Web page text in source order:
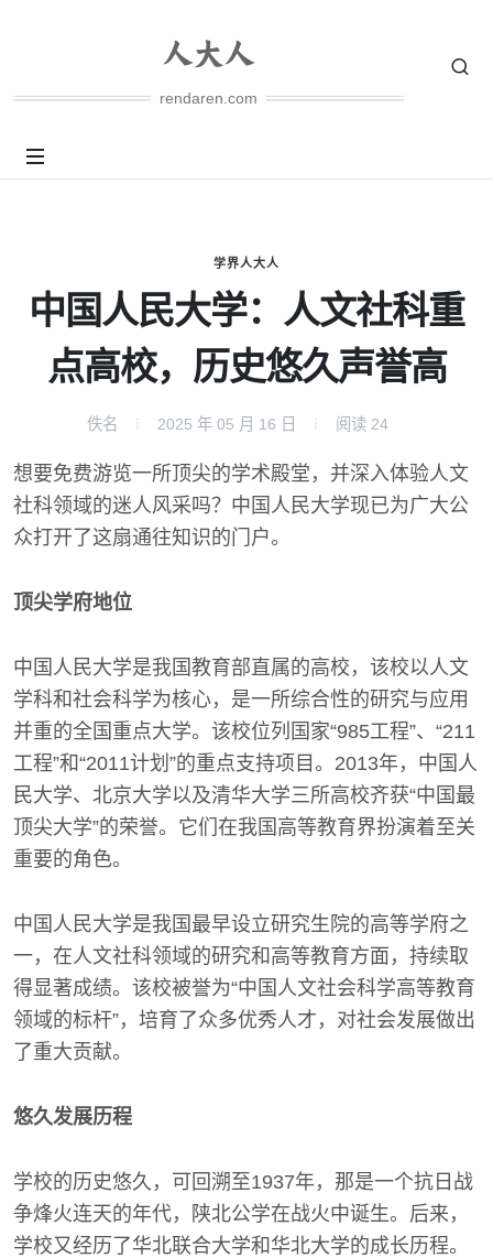
rendaren.com
学界人大人
中国人民大学：人文社科重
点高校，历史悠久声誉高
佚名 2025 年 05 月 16 日 阅读 24
想要免费游览一所顶尖的学术殿堂，并深入体验人文
社科领域的迷人风采吗？中国人民大学现已为广大公
众打开了这扇通往知识的门户。
顶尖学府地位
中国人民大学是我国教育部直属的高校，该校以人文
学科和社会科学为核心，是一所综合性的研究与应用
并重的全国重点大学。该校位列国家“985工程”、“211
工程”和“2011计划”的重点支持项目。2013年，中国人
民大学、北京大学以及清华大学三所高校齐获“中国最
顶尖大学”的荣誉。它们在我国高等教育界扮演着至关
重要的角色。
中国人民大学是我国最早设立研究生院的高等学府之
一，在人文社科领域的研究和高等教育方面，持续取
得显著成绩。该校被誉为“中国人文社会科学高等教育
领域的标杆”，培育了众多优秀人才，对社会发展做出
了重大贡献。
悠久发展历程
学校的历史悠久，可回溯至1937年，那是一个抗日战
争烽火连天的年代，陕北公学在战火中诞生。后来，
学校又经历了华北联合大学和华北大学的成长历程。